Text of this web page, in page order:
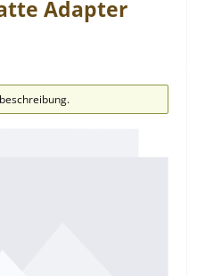
Adapter